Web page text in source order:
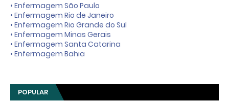
• Enfermagem São Paulo
• Enfermagem Rio de Janeiro
• Enfermagem Rio Grande do Sul
• Enfermagem Minas Gerais
• Enfermagem Santa Catarina
• Enfermagem Bahia
POPULAR